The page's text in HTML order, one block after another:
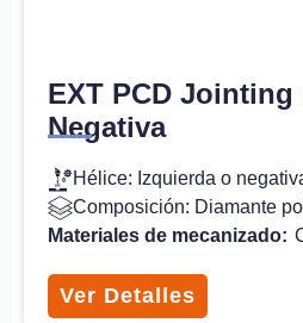
EXT PCD Jointing
Negativa
Hélice: Izquierda o
Composición: Diamante
Materiales de mecanizado:
Ver Detalles